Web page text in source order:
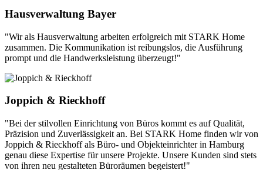
Hausverwaltung Bayer
"Wir als Hausverwaltung arbeiten erfolgreich mit STARK Home
zusammen. Die Kommunikation ist reibungslos, die Ausführung
prompt und die Handwerksleistung überzeugt!"
Joppich & Rieckhoff
"Bei der stilvollen Einrichtung von Büros kommt es auf Qualität,
Präzision und Zuverlässigkeit an. Bei STARK Home finden wir von
Joppich & Rieckhoff als Büro- und Objekteinrichter in Hamburg
genau diese Expertise für unsere Projekte. Unsere Kunden sind stets
von ihren neu gestalteten Büroräumen begeistert!"